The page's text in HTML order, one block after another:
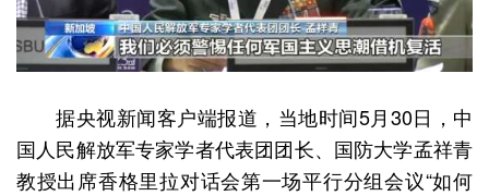
据央视新闻客户端报道，当地时间5月30日，中
国人民解放军专家学者代表团团长、国防大学孟祥青
教授出席香格里拉对话会第一场平行分组会议“如何